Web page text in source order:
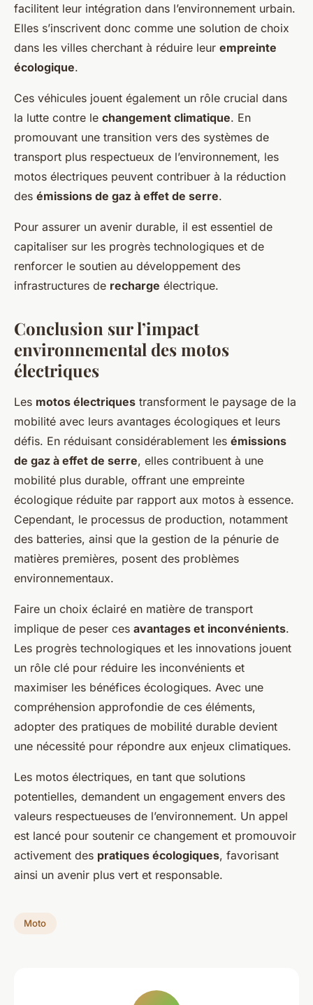
facilitent leur intégration dans l’environnement urbain.
Elles s’inscrivent donc comme une solution de choix
dans les villes cherchant à réduire leur empreinte
écologique.
Ces véhicules jouent également un rôle crucial dans
la lutte contre le changement climatique. En
promouvant une transition vers des systèmes de
transport plus respectueux de l’environnement, les
motos électriques peuvent contribuer à la réduction
des émissions de gaz à effet de serre.
Pour assurer un avenir durable, il est essentiel de
capitaliser sur les progrès technologiques et de
renforcer le soutien au développement des
infrastructures de recharge électrique.
Conclusion sur l’impact
environnemental des motos
électriques
Les motos électriques transforment le paysage de la
mobilité avec leurs avantages écologiques et leurs
défis. En réduisant considérablement les émissions
de gaz à effet de serre, elles contribuent à une
mobilité plus durable, offrant une empreinte
écologique réduite par rapport aux motos à essence.
Cependant, le processus de production, notamment
des batteries, ainsi que la gestion de la pénurie de
matières premières, posent des problèmes
environnementaux.
Faire un choix éclairé en matière de transport
implique de peser ces avantages et inconvénients.
Les progrès technologiques et les innovations jouent
un rôle clé pour réduire les inconvénients et
maximiser les bénéfices écologiques. Avec une
compréhension approfondie de ces éléments,
adopter des pratiques de mobilité durable devient
une nécessité pour répondre aux enjeux climatiques.
Les motos électriques, en tant que solutions
potentielles, demandent un engagement envers des
valeurs respectueuses de l’environnement. Un appel
est lancé pour soutenir ce changement et promouvoir
activement des pratiques écologiques, favorisant
ainsi un avenir plus vert et responsable.
Moto